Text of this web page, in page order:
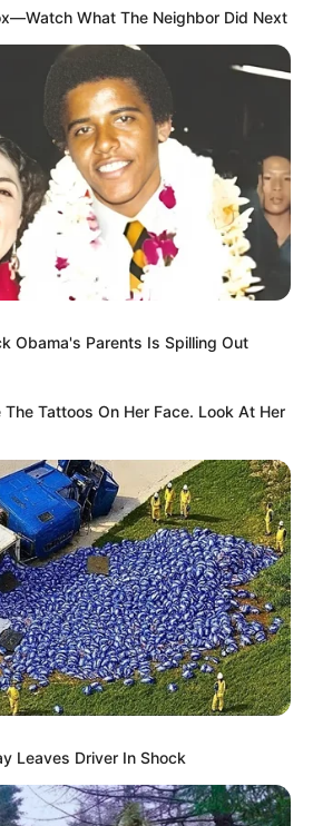
What The Neighbor Did Next
Obama's Parents Is Spilling Out
The Tattoos On Her Face. Look At Her
Leaves Driver In Shock